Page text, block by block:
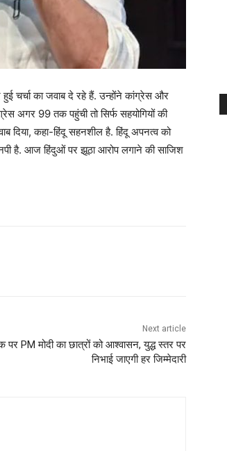
हुई चर्चा का जवाब दे रहे हैं. उन्‍होंने कांग्रेस और
अगर 99 तक पहुंची तो सिर्फ सहयोग‍ियों की
द‍िया, कहा-हिंदू सहनशील है. हिंदू अपनत्व को
है. आज हिंदुओं पर झूठा आरोप लगाने की साजिश
Next article
पर PM मोदी का छात्रों को आश्वासन, युद्ध स्तर पर
निभाई जाएगी हर जिम्मेदारी